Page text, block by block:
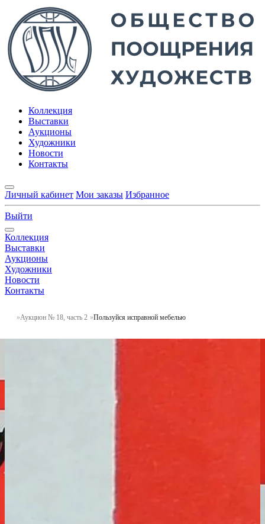
Коллекция
Выставки
Аукционы
Художники
Новости
Контакты
Личный кабинет Мои заказы Избранное
Выйти
Коллекция
Выставки
Аукционы
Художники
Новости
Контакты
Аукцион № 18, часть 2 Пользуйся исправной мебелью